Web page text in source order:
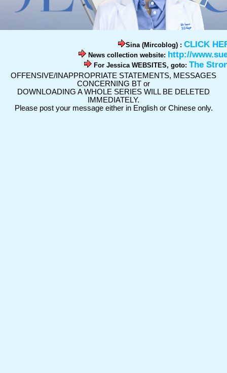
Sina (Mircoblog) : CLICK
News collection website: http://
For Jessica WEBSITES, goto: The
OFFENSIVE/INAPPROPRIATE STATEMENTS, MESSAGES
CONCERNING BT or
DOWNLOADING A WHOLE SERIES WILL BE DELETED
IMMEDIATELY.
Please post your message either in English or Chinese only.